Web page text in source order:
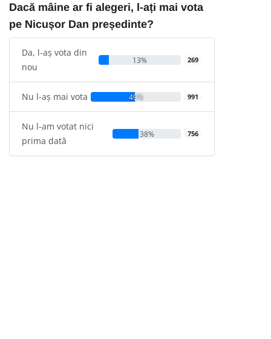
Dacă mâine ar fi alegeri, l-ați mai vota
pe Nicușor Dan președinte?
Da, l-aș vota din
nou
13% 269
Nu l-aș mai vota 49% 991
Nu l-am votat nici
prima dată
38% 756